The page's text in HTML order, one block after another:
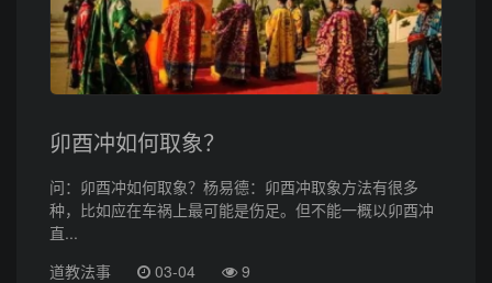
卯酉冲如何取象？
问：卯酉冲如何取象？杨易德：卯酉冲取象方法有很多
种，比如应在车祸上最可能是伤足。但不能一概以卯酉冲
直...
道教法事
03-04 9